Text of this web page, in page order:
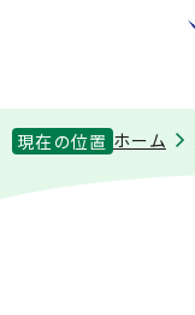
現在の位置 ホーム